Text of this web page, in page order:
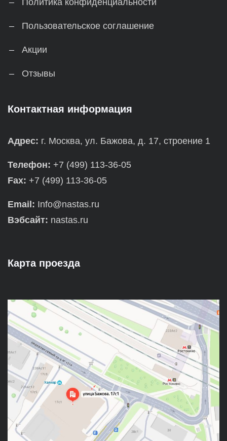
Политика конфиденциальности
Пользовательское соглашение
Акции
Отзывы
Контактная информация
Адрес: г. Москва, ул. Бажова, д. 17, строение 1
Телефон: +7 (499) 113-36-05
Fax: +7 (499) 113-36-05
Email: Info@nastas.ru
Вэбсайт: nastas.ru
Карта проезда